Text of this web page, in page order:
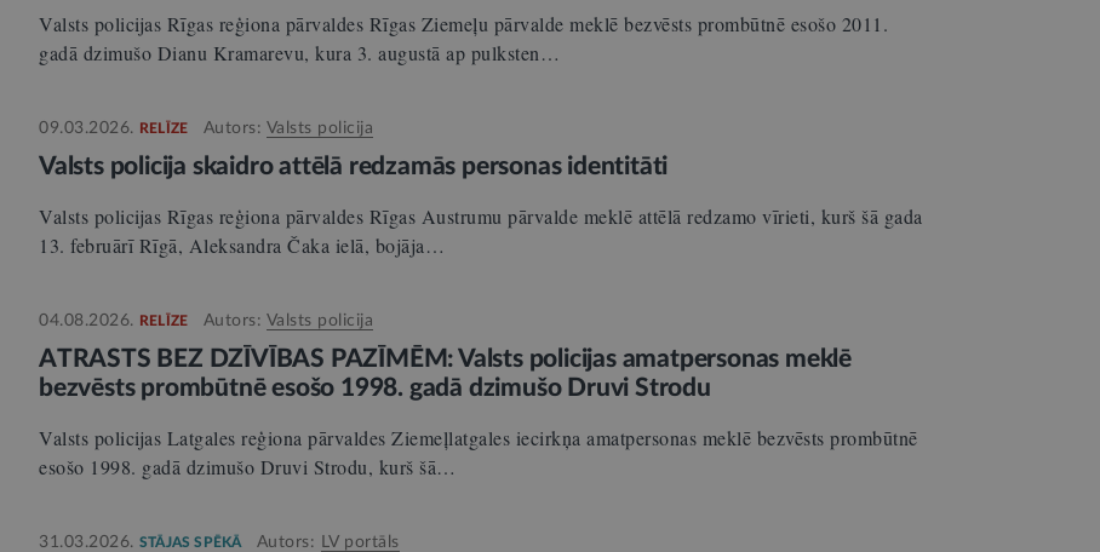
Valsts policijas Rīgas reģiona pārvaldes Rīgas Ziemeļu pārvalde meklē bezvēsts prombūtnē esošo 2011.
gadā dzimušo Dianu Kramarevu, kura 3. augustā ap pulksten…
09.03.2026. RELĪZE Autors: Valsts policija
Valsts policija skaidro attēlā redzamās personas identitāti
Valsts policijas Rīgas reģiona pārvaldes Rīgas Austrumu pārvalde meklē attēlā redzamo vīrieti, kurš šā gada
13. februārī Rīgā, Aleksandra Čaka ielā, bojāja…
04.08.2026. RELĪZE Autors: Valsts policija
ATRASTS BEZ DZĪVĪBAS PAZĪMĒM: Valsts policijas amatpersonas meklē
bezvēsts prombūtnē esošo 1998. gadā dzimušo Druvi Strodu
Valsts policijas Latgales reģiona pārvaldes Ziemeļlatgales iecirkņa amatpersonas meklē bezvēsts prombūtnē
esošo 1998. gadā dzimušo Druvi Strodu, kurš šā…
31.03.2026. STĀJAS SPĒKĀ Autors: LV portāls